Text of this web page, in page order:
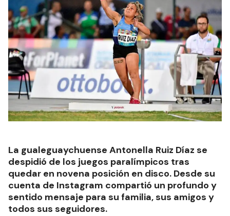
La gualeguaychuense Antonella Ruiz Díaz se
despidió de los juegos paralímpicos tras
quedar en novena posición en disco. Desde su
cuenta de Instagram compartió un profundo y
sentido mensaje para su familia, sus amigos y
todos sus seguidores.